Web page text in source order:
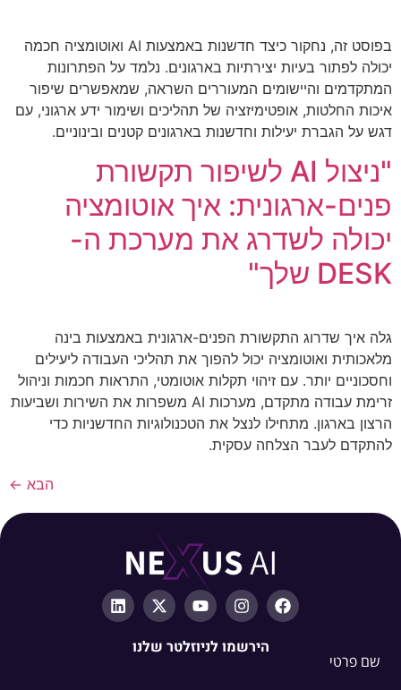
בפוסט זה, נחקור כיצד חדשנות באמצעות AI ואוטומציה חכמה
יכולה לפתור בעיות יצירתיות בארגונים. נלמד על הפתרונות
המתקדמים והיישומים המעוררים השראה, שמאפשרים שיפור
איכות החלטות, אופטימיזציה של תהליכים ושימור ידע ארגוני, עם
דגש על הגברת יעילות וחדשנות בארגונים קטנים ובינוניים.
"ניצול AI לשיפור תקשורת
פנים-ארגונית: איך אוטומציה
יכולה לשדרג את מערכת ה-
DESK שלך"
גלה איך שדרוג התקשורת הפנים-ארגונית באמצעות בינה
מלאכותית ואוטומציה יכול להפוך את תהליכי העבודה ליעילים
וחסכוניים יותר. עם זיהוי תקלות אוטומטי, התראות חכמות וניהול
זרימת עבודה מתקדם, מערכות AI משפרות את השירות ושביעות
הרצון בארגון. מתחילו לנצל את הטכנולוגיות החדשניות כדי
להתקדם לעבר הצלחה עסקית.
הבא ←
הירשמו לניוזלטר שלנו
שם פרטי